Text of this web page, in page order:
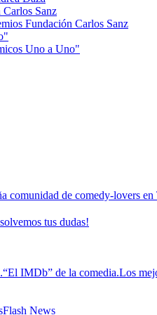
Fundación Carlos Sanz
Uno a Uno"
comunidad de comedy-lovers en
tus dudas!
“El IMDb” de la comedia.Los
Flash News